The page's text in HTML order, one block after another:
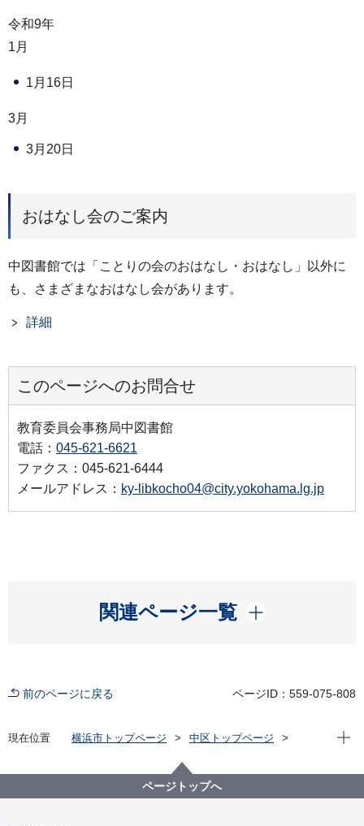
令和9年
1月
1月16日
3月
3月20日
おはなし会のご案内
中図書館では「ことりの会のおはなし・おはなし」以外に
も、さまざまなおはなし会があります。
詳細
このページへのお問合せ
教育委員会事務局中図書館
電話： 045-621-6621
ファクス：045-621-6444
メールアドレス： ky-libkocho04@city.yokohama.lg.jp
関連ページ一覧
開く
前のページに戻る ページID：559-075-808
現在位置 横浜市トップページ
中区トップページ
【中図書館】ことりの会のおはなし・おはなし
現在
ページトップへ